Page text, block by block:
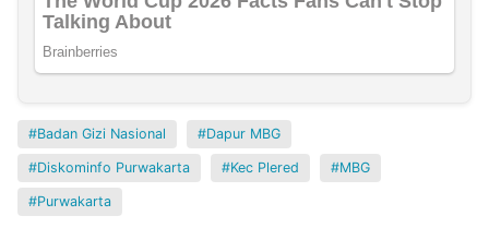
Badan Gizi Nasional Dapur MBG
Diskominfo Purwakarta Kec Plered MBG
Purwakarta